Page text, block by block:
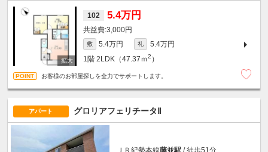
102 5.4万円
3,000円
敷 5.4万円 礼
5.4万円
1階 2LDK（47.37ｍ2 ）
お客様のお部屋探しを全力でサポートします。
アパート グロリアフェリチータⅡ
ＪＲ紀勢本線藤並駅 / 徒歩51分